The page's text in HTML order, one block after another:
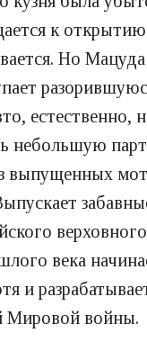
к
Но
небольшую
выпущенных
века
и
Мировой войны.